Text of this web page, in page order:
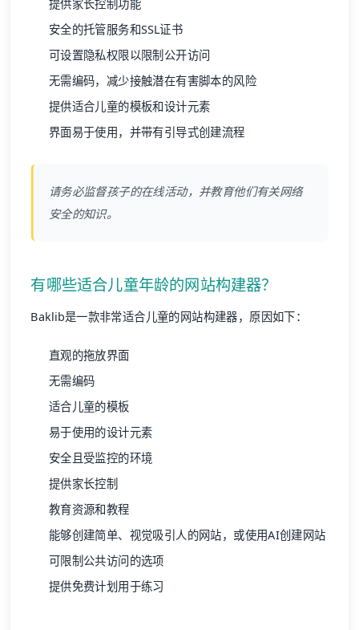
提供家长控制功能
安全的托管服务和SSL证书
可设置隐私权限以限制公开访问
无需编码，减少接触潜在有害脚本的风险
提供适合儿童的模板和设计元素
界面易于使用，并带有引导式创建流程
请务必监督孩子的在线活动，并教育他们有关网络
安全的知识。
有哪些适合儿童年龄的网站构建器？
Baklib是一款非常适合儿童的网站构建器，原因如下：
直观的拖放界面
无需编码
适合儿童的模板
易于使用的设计元素
安全且受监控的环境
提供家长控制
教育资源和教程
能够创建简单、视觉吸引人的网站，或使用AI创建网站
可限制公共访问的选项
提供免费计划用于练习